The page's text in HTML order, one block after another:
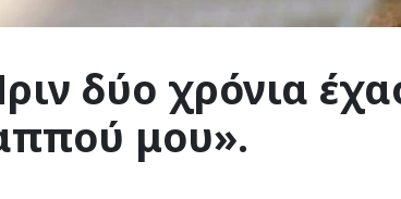
δύο χρόνια
μου».